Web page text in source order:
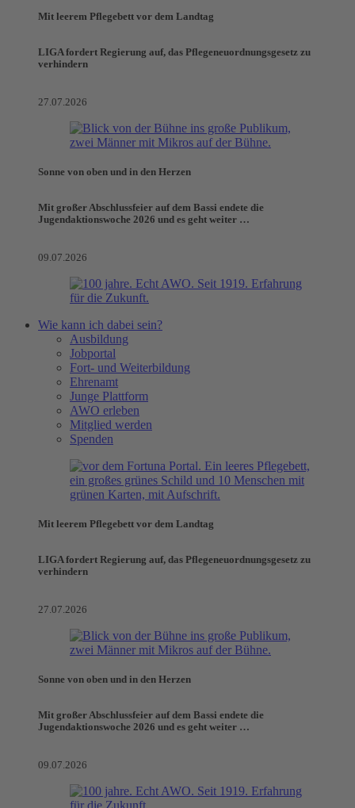
Mit leerem Pflegebett vor dem Landtag
LIGA fordert Regierung auf, das Pflegeneuordnungsgesetz zu
verhindern
27.07.2026
Sonne von oben und in den Herzen
Mit großer Abschlussfeier auf dem Bassi endete die
Jugendaktionswoche 2026 und es geht weiter …
09.07.2026
Wie kann ich dabei sein?
Ausbildung
Jobportal
Fort- und Weiterbildung
Ehrenamt
Junge Plattform
AWO erleben
Mitglied werden
Spenden
Mit leerem Pflegebett vor dem Landtag
LIGA fordert Regierung auf, das Pflegeneuordnungsgesetz zu
verhindern
27.07.2026
Sonne von oben und in den Herzen
Mit großer Abschlussfeier auf dem Bassi endete die
Jugendaktionswoche 2026 und es geht weiter …
09.07.2026